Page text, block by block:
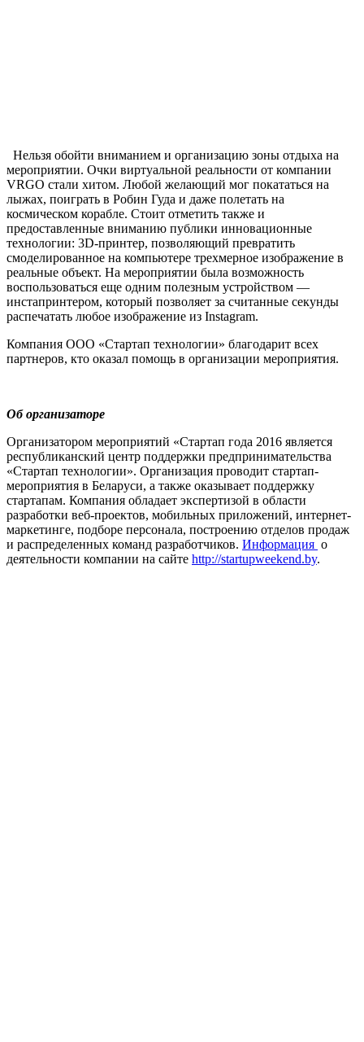
Нельзя обойти вниманием и организацию зоны отдыха на
мероприятии. Очки виртуальной реальности от компании
VRGO стали хитом. Любой желающий мог покататься на
лыжах, поиграть в Робин Гуда и даже полетать на
космическом корабле. Стоит отметить также и
предоставленные вниманию публики инновационные
технологии: 3D-принтер, позволяющий превратить
смоделированное на компьютере трехмерное изображение в
реальные объект. На мероприятии была возможность
воспользоваться еще одним полезным устройством —
инстапринтером, который позволяет за считанные секунды
распечатать любое изображение из Instagram.
Компания ООО «Стартап технологии» благодарит всех
партнеров, кто оказал помощь в организации мероприятия.
Об организаторе
Организатором мероприятий «Стартап года 2016 является
республиканский центр поддержки предпринимательства
«Стартап технологии». Организация проводит стартап-
мероприятия в Беларуси, а также оказывает поддержку
стартапам. Компания обладает экспертизой в области
разработки веб-проектов, мобильных приложений, интернет-
маркетинге, подборе персонала, построению отделов продаж
и распределенных команд разработчиков. Информация о
деятельности компании на сайте http://startupweekend.by.